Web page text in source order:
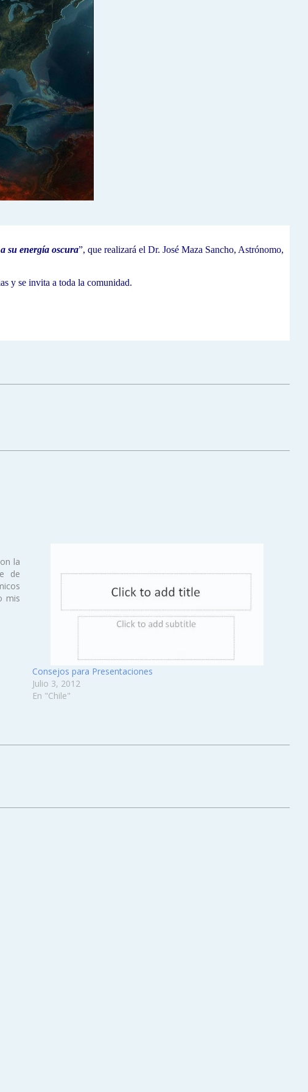
su energía oscura”, que realizará el Dr. José Maza Sancho, Astrónomo,
y se invita a toda la comunidad.
la
de
mis
Consejos para Presentaciones
Julio 3, 2012
En "Chile"